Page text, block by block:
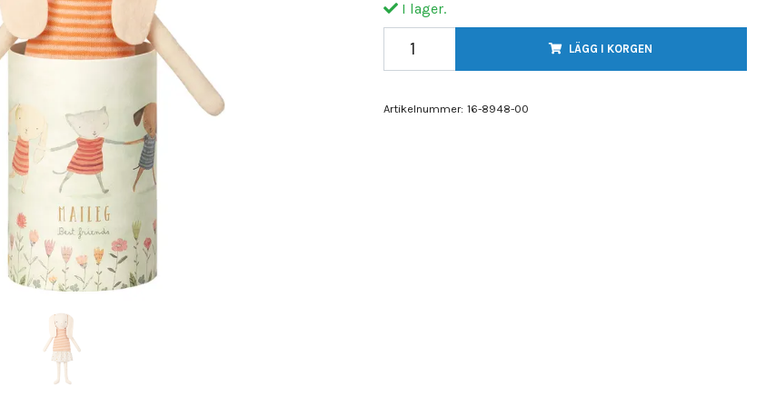
I lager.
LÄGG I KORGEN
Artikelnummer: 16-8948-00